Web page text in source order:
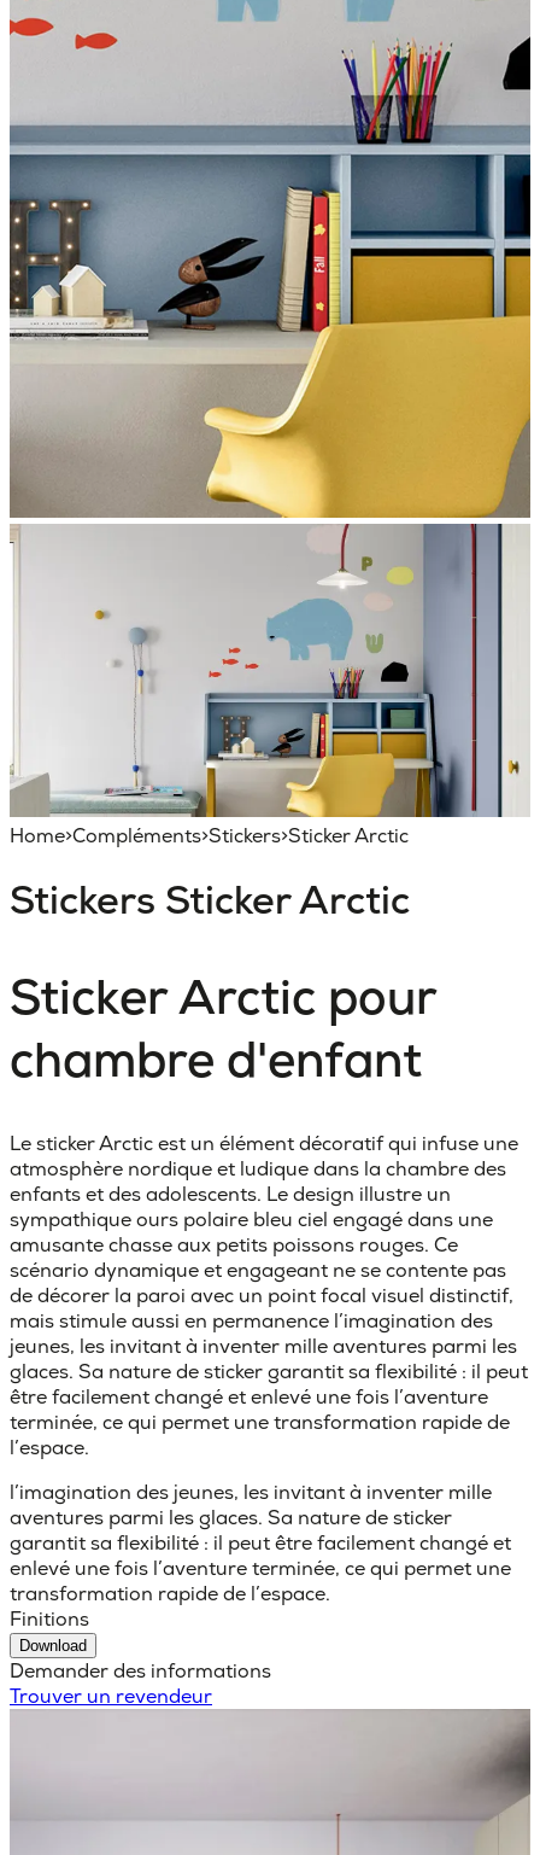
Home>Compléments>Stickers>Sticker Arctic
Stickers Sticker Arctic
Sticker Arctic pour
chambre d'enfant
Le sticker Arctic est un élément décoratif qui infuse une
atmosphère nordique et ludique dans la chambre des
enfants et des adolescents. Le design illustre un
sympathique ours polaire bleu ciel engagé dans une
amusante chasse aux petits poissons rouges. Ce
scénario dynamique et engageant ne se contente pas
de décorer la paroi avec un point focal visuel distinctif,
mais stimule aussi en permanence l’imagination des
jeunes, les invitant à inventer mille aventures parmi les
glaces. Sa nature de sticker garantit sa flexibilité : il peut
être facilement changé et enlevé une fois l’aventure
terminée, ce qui permet une transformation rapide de
l’espace.
l’imagination des jeunes, les invitant à inventer mille
aventures parmi les glaces. Sa nature de sticker
garantit sa flexibilité : il peut être facilement changé et
enlevé une fois l’aventure terminée, ce qui permet une
transformation rapide de l’espace.
Finitions
Download
Demander des informations
Trouver un revendeur